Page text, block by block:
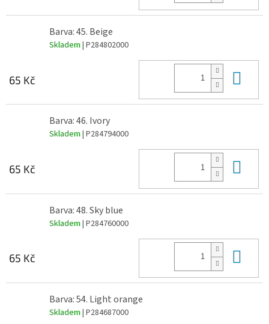
Barva: 45. Beige
Skladem | P284802000
65 Kč
Barva: 46. Ivory
Skladem | P284794000
65 Kč
Barva: 48. Sky blue
Skladem | P284760000
65 Kč
Barva: 54. Light orange
Skladem | P284687000